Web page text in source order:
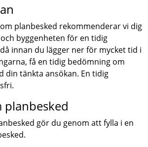
planbesked rekommenderar vi dig
byggenheten för en tidig
innan du lägger ner för mycket tid i
få en tidig bedömning om
din tänkta ansökan. En tidig
planbesked
gör du genom att fylla i en